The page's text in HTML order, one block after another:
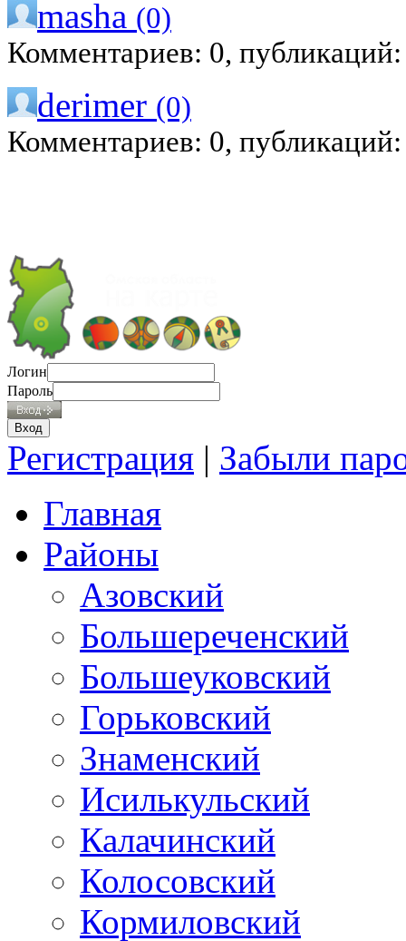
masha (0)
Комментариев: 0,
derimer (0)
Комментариев: 0,
Логин
Пароль
Регистрация | Забыли
Главная
Районы
Азовский
Большереченский
Большеуковский
Горьковский
Знаменский
Исилькульский
Калачинский
Колосовский
Кормиловский